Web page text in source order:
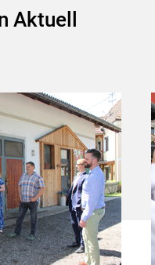
Aktuell